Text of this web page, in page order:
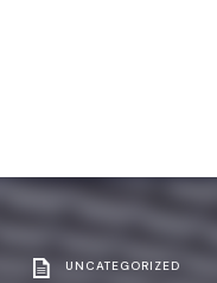
UNCATEGORIZED